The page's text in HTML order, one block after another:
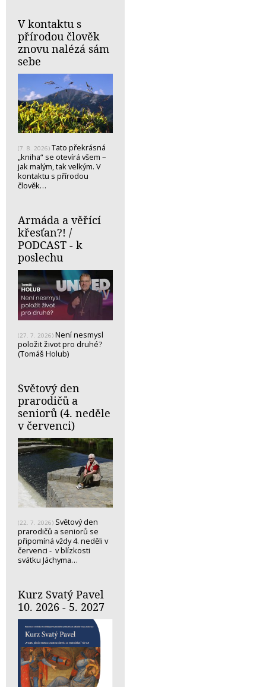
V kontaktu s
přírodou člověk
znovu nalézá sám
sebe
(7. 8. 2026) Tato překrásná
„kniha“ se otevírá všem –
jak malým, tak velkým. V
kontaktu s přírodou
člověk…
Armáda a věřící
křesťan?! /
PODCAST - k
poslechu
(27. 7. 2026) Není nesmysl
položit život pro druhé?
(Tomáš Holub)
Světový den
prarodičů a
seniorů (4. neděle
v červenci)
(22. 7. 2026) Světový den
prarodičů a seniorů se
připomíná vždy 4. neděli v
červenci - v blízkosti
svátku Jáchyma…
Kurz Svatý Pavel
10. 2026 - 5. 2027